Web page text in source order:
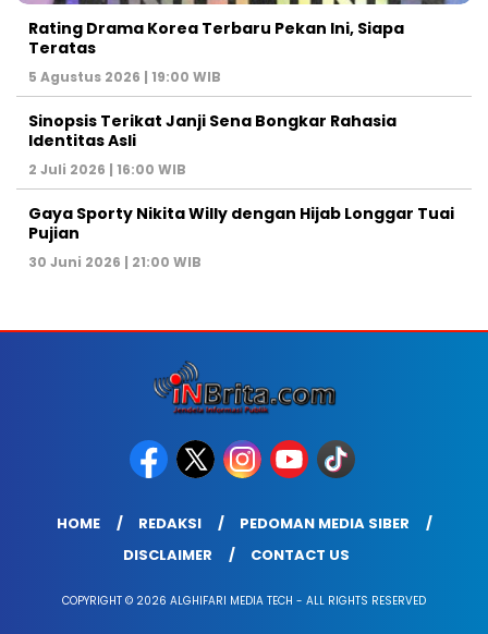
Rating Drama Korea Terbaru Pekan Ini, Siapa
Teratas
5 Agustus 2026 | 19:00 WIB
Sinopsis Terikat Janji Sena Bongkar Rahasia
Identitas Asli
2 Juli 2026 | 16:00 WIB
Gaya Sporty Nikita Willy dengan Hijab Longgar Tuai
Pujian
30 Juni 2026 | 21:00 WIB
HOME REDAKSI
PEDOMAN MEDIA SIBER
DISCLAIMER
CONTACT US
COPYRIGHT © 2026 ALGHIFARI MEDIA TECH - ALL RIGHTS RESERVED